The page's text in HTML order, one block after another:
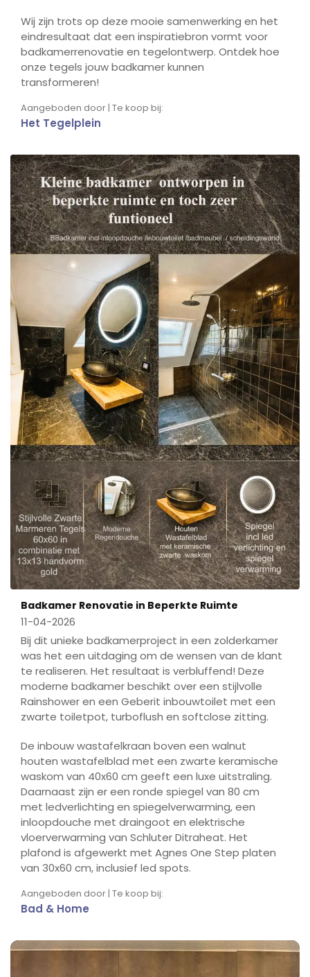
Wij zijn trots op deze mooie samenwerking en het
eindresultaat dat een inspiratiebron vormt voor
badkamerrenovatie en tegelontwerp. Ontdek hoe
onze tegels jouw badkamer kunnen
transformeren!
Aangeboden door | Te koop bij:
Het Tegelplein
Badkamer Renovatie in Beperkte Ruimte
11-04-2026
Bij dit unieke badkamerproject in een zolderkamer
was het een uitdaging om de wensen van de klant
te realiseren. Het resultaat is verbluffend! Deze
moderne badkamer beschikt over een stijlvolle
Rainshower en een Geberit inbouwtoilet met een
zwarte toiletpot, turboflush en softclose zitting.
De inbouw wastafelkraan boven een walnut
houten wastafelblad met een zwarte keramische
waskom van 40x60 cm geeft een luxe uitstraling.
Daarnaast zijn er een ronde spiegel van 80 cm
met ledverlichting en spiegelverwarming, een
inloopdouche met draingoot en elektrische
vloerverwarming van Schluter Ditraheat. Het
plafond is afgewerkt met Agnes One Step platen
van 30x60 cm, inclusief led spots.
Aangeboden door | Te koop bij:
Bad & Home